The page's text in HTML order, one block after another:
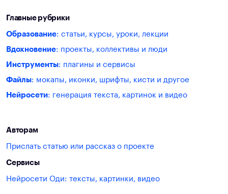
Главные рубрики
Образование: статьи, курсы, уроки, лекции
Вдохновение: проекты, коллективы и люди
Инструменты: плагины и сервисы
Файлы: мокапы, иконки, шрифты, кисти и другое
Нейросети: генерация текста, картинок и видео
Авторам
Прислать статью или рассказ о проекте
Сервисы
Нейросети Оди: тексты, картинки, видео